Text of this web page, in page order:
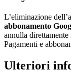
L’eliminazione
abbonamento
annulla
Pagamenti e
Ulteriori